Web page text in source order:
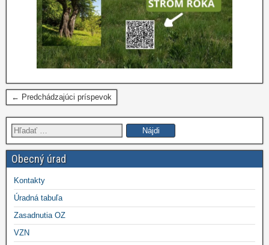
← Predchádzajúci príspevok
Hľadať:
Obecný úrad
Kontakty
Úradná tabuľa
Zasadnutia OZ
VZN